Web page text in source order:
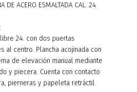
DE ACERO ESMALTADA CAL. 24
24. con dos puertas
al centro. Plancha acojinada con
de elevación manual mediante
y piecera. Cuenta con contacto
pierneras y papeleta retráctil.